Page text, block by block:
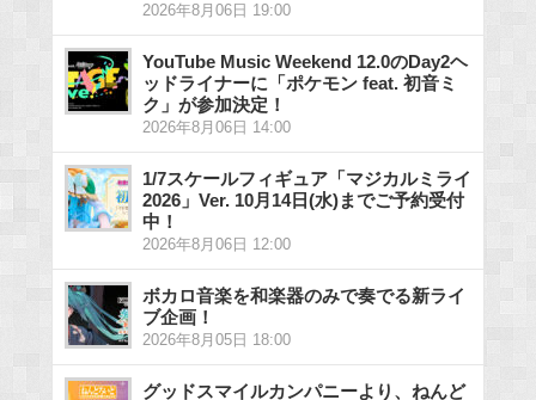
2026年8月06日 19:00
YouTube Music Weekend 12.0のDay2ヘ
ッドライナーに「ポケモン feat. 初音ミ
ク」が参加決定！
2026年8月06日 14:00
1/7スケールフィギュア「マジカルミライ
2026」Ver. 10月14日(水)までご予約受付
中！
2026年8月06日 12:00
ボカロ音楽を和楽器のみで奏でる新ライ
ブ企画！
2026年8月05日 18:00
グッドスマイルカンパニーより、ねんど